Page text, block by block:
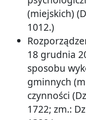
(miejskich)
1012.)
18 grudnia
sposobu
gminnych
czynności
1722; zm.: